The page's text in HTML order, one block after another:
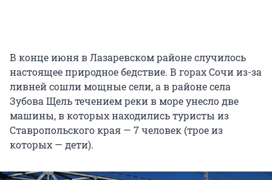
В конце июня в Лазаревском районе случилось
настоящее природное бедствие. В горах Сочи из-за
ливней сошли мощные сели, а в районе села
Зубова Щель течением реки в море унесло две
машины, в которых находились туристы из
Ставропольского края — 7 человек (трое из
которых — дети).